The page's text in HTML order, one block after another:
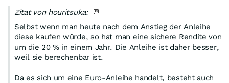
Zitat von houritsuka:
Selbst wenn man heute nach dem Anstieg der Anleihe
diese kaufen würde, so hat man eine sichere Rendite von
um die 20 % in einem Jahr. Die Anleihe ist daher besser,
weil sie berechenbar ist.
Da es sich um eine Euro-Anleihe handelt, besteht auch